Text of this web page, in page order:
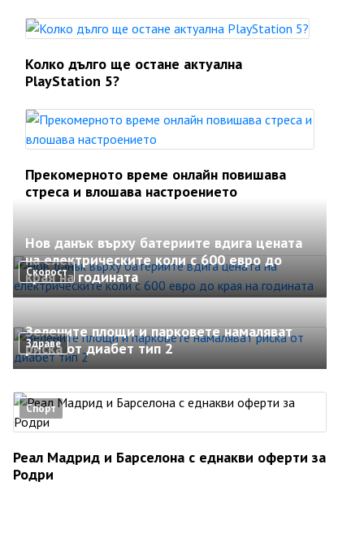
Колко дълго ще остане актуална
PlayStation 5?
Прекомерното време онлайн повишава
стреса и влошава настроението
Скорост
Нов данък върху батериите вдига цената
на електрическите коли с 600 евро до
края на годината
Здраве
Зелените площи и парковете намаляват
риска от диабет тип 2
Спорт
Реал Мадрид и Барселона с еднакви оферти за
Родри